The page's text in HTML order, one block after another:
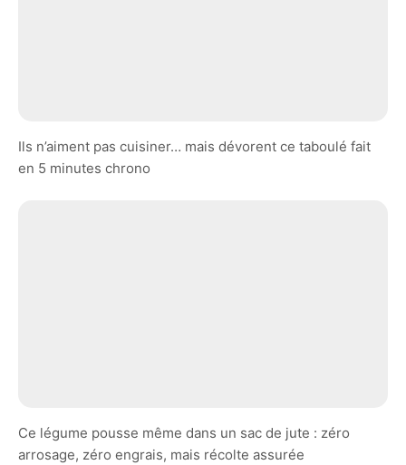
Ils n’aiment pas cuisiner… mais dévorent ce taboulé fait
en 5 minutes chrono
Ce légume pousse même dans un sac de jute : zéro
arrosage, zéro engrais, mais récolte assurée